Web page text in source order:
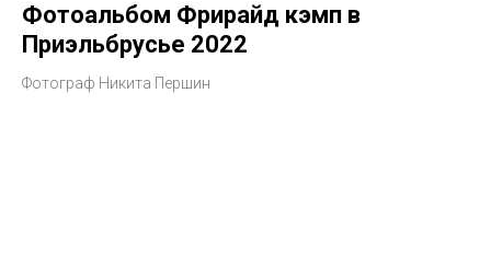
Фотоальбом Фрирайд кэмп в
Приэльбрусье 2022
Фотограф Никита Першин